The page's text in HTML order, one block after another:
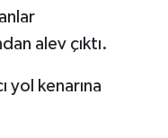
alev çıktı.
yol kenarına